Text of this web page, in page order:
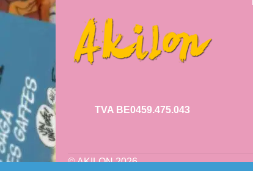
TVA BE0459.475.043
© AKILON 2026